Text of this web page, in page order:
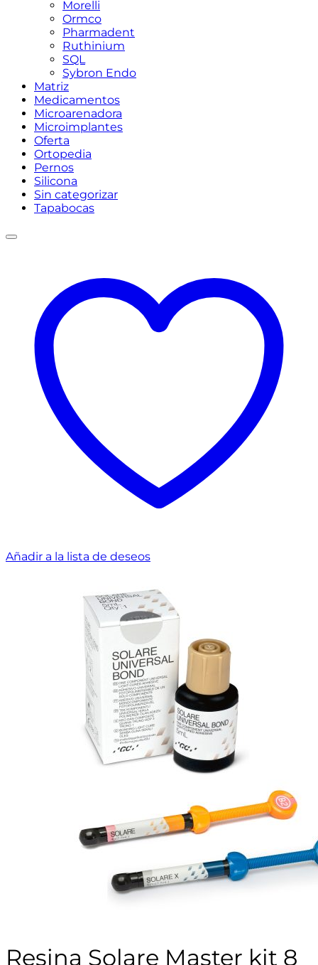
Morelli
Ormco
Pharmadent
Ruthinium
SQL
Sybron Endo
Matriz
Medicamentos
Microarenadora
Microimplantes
Oferta
Ortopedia
Pernos
Silicona
Sin categorizar
Tapabocas
Añadir a la lista de deseos
Resina Solare Master kit 8